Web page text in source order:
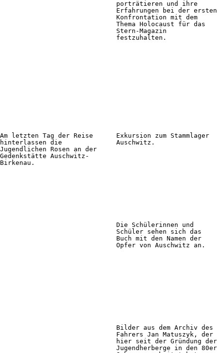
porträtieren und ihre
Erfahrungen bei der ersten
Konfrontation mit dem
Thema Holocaust für das
Stern-Magazin
festzuhalten.
Am letzten Tag der Reise
hinterlassen die
Jugendlichen Rosen an der
Gedenkstätte Auschwitz-
Birkenau.
Exkursion zum Stammlager
Auschwitz.
Die Schülerinnen und
Schüler sehen sich das
Buch mit den Namen der
Opfer von Auschwitz an.
Bilder aus dem Archiv des
Fahrers Jan Matuszyk, der
hier seit der Gründung der
Jugendherberge in den 80er